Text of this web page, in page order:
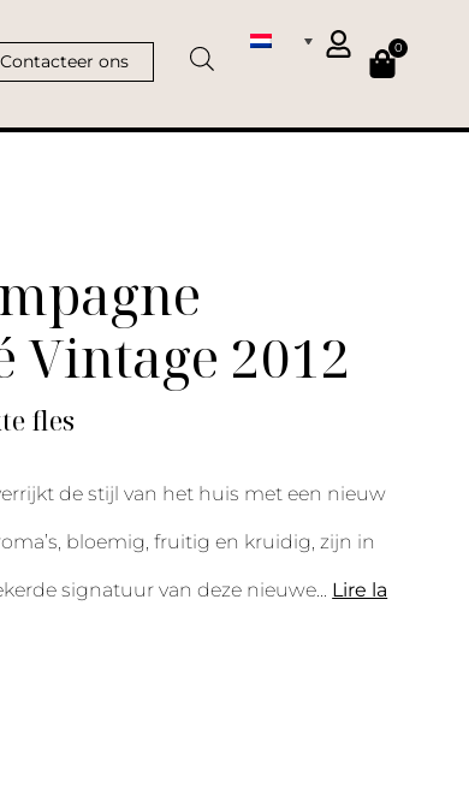
Contacteer ons
0
Vintage 2012
fles
de stijl van het huis met een nieuw
bloemig, fruitig en kruidig, zijn in
signatuur van deze nieuwe Lire la